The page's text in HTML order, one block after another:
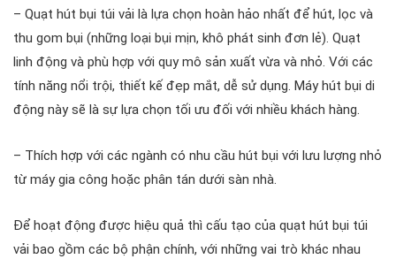
– Quạt hút bụi túi vải là lựa chọn hoàn hảo nhất để hút, lọc và
thu gom bụi (những loại bụi mịn, khô phát sinh đơn lẻ). Quạt
linh động và phù hợp với quy mô sản xuất vừa và nhỏ. Với các
tính năng nổi trội, thiết kế đẹp mắt, dễ sử dụng. Máy hút bụi di
động này sẽ là sự lựa chọn tối ưu đối với nhiều khách hàng.
– Thích hợp với các ngành có nhu cầu hút bụi với lưu lượng nhỏ
từ máy gia công hoặc phân tán dưới sàn nhà.
Để hoạt động được hiệu quả thì cấu tạo của quạt hút bụi túi
vải bao gồm các bộ phận chính, với những vai trò khác nhau